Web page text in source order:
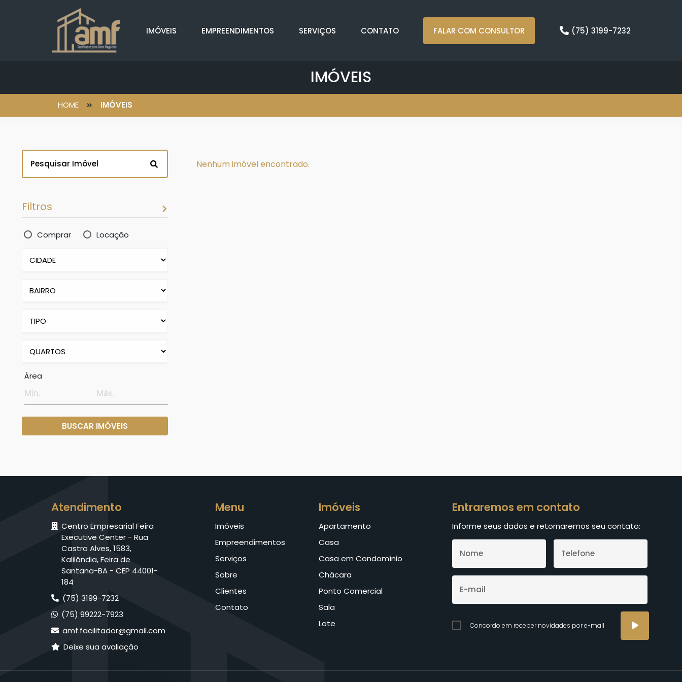
IMÓVEIS EMPREENDIMENTOS SERVIÇOS CONTATO FALAR COM CONSULTOR (75) 3199-7232
IMÓVEIS
HOME IMÓVEIS
Filtros
Comprar Locação
Área
BUSCAR IMÓVEIS
Nenhum imóvel encontrado.
Atendimento
Centro Empresarial Feira
Executive Center - Rua
Castro Alves, 1583,
Kalilândia, Feira de
Santana-BA - CEP 44001-
184
(75) 3199-7232
(75) 99222-7923
amf.facilitador@gmail.com
Deixe sua avaliação
Menu
Imóveis
Empreendimentos
Serviços
Sobre
Clientes
Contato
Imóveis
Apartamento
Casa
Casa em Condomínio
Chácara
Ponto Comercial
Sala
Lote
Entraremos em contato
Informe seus dados e retornaremos seu contato:
Concordo em receber novidades por e-mail